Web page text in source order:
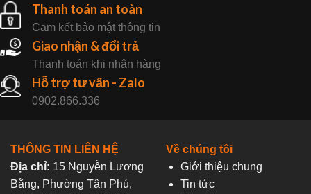
Thanh toán an toàn
Cam kết bảo mật thông tin
Giao nhận & đổi trả
Thanh toán khi nhận hàng
Hỗ trợ tư vấn - Zalo
0902.866.336
THÔNG TIN LIÊN HỆ
Địa chỉ: 15 Nguyễn Lương
Bằng, Phường Tân Phú,
Về chúng tôi
Giới thiệu chung
Tin tức